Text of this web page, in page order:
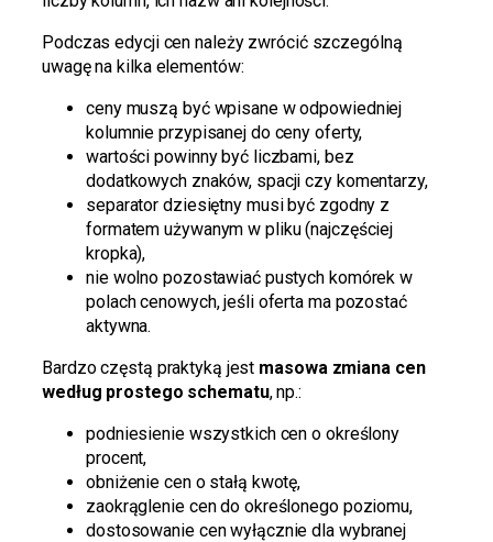
Podczas edycji cen należy zwrócić szczególną
uwagę na kilka elementów:
ceny muszą być wpisane w odpowiedniej
kolumnie przypisanej do ceny oferty,
wartości powinny być liczbami, bez
dodatkowych znaków, spacji czy komentarzy,
separator dziesiętny musi być zgodny z
formatem używanym w pliku (najczęściej
kropka),
nie wolno pozostawiać pustych komórek w
polach cenowych, jeśli oferta ma pozostać
aktywna.
Bardzo częstą praktyką jest masowa zmiana cen
według prostego schematu, np.:
podniesienie wszystkich cen o określony
procent,
obniżenie cen o stałą kwotę,
zaokrąglenie cen do określonego poziomu,
dostosowanie cen wyłącznie dla wybranej